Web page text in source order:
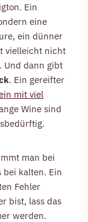
Ein
eine
ein dünner
vielleicht nicht
Und dann gibt
. Ein gereifter
mit viel
Wine sind
man bei
bei kalten. Ein
Fehler
bist, lass das
werden.